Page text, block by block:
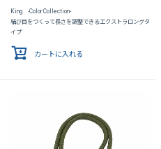
King -Color Collection-
結び目をつくって長さを調整できるエクストラロングタ
イプ
カートに入れる